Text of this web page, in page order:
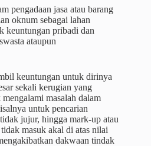
pengadaan jasa atau barang
oknum sebagai lahan
keuntungan pribadi dan
ataupun
keuntungan untuk dirinya
sekali kerugian yang
masalah dalam
untuk pencarian
jujur, hingga mark-up atau
masuk akal di atas nilai
dakwaan tindak